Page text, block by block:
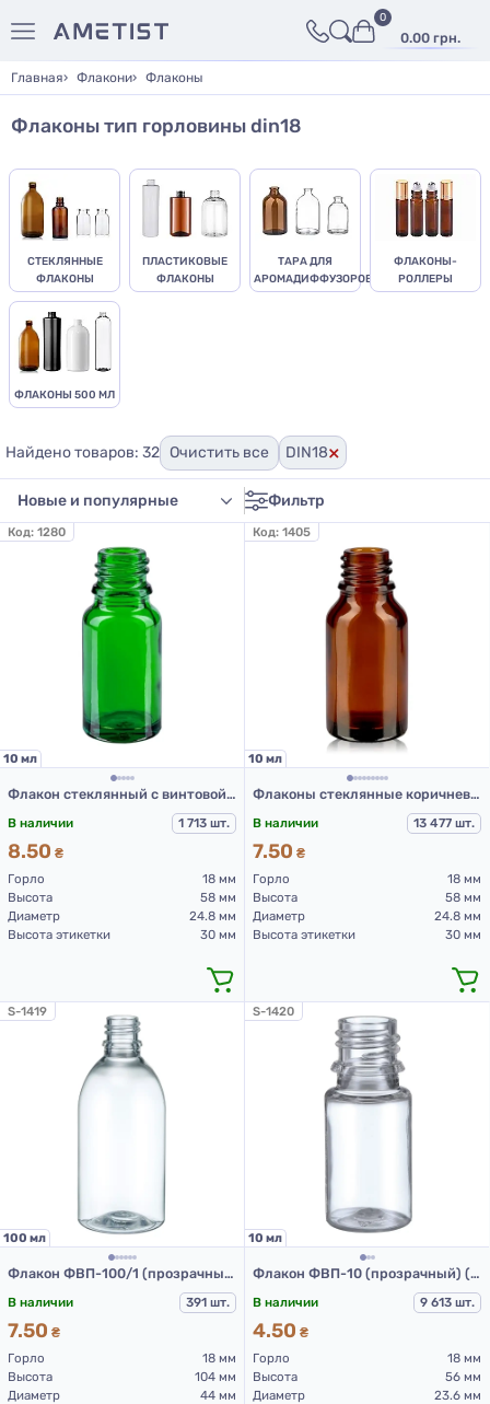
0.00 грн.
0
Главная Флакони Флаконы
Флаконы тип горловины din18
СТЕКЛЯННЫЕ
ФЛАКОНЫ
ПЛАСТИКОВЫЕ
ФЛАКОНЫ
ТАРА ДЛЯ
АРОМАДИФФУЗОРОВ
ФЛАКОНЫ-
РОЛЛЕРЫ
ФЛАКОНЫ 500 МЛ
Найдено товаров: 32 Очистить все DIN18×
Фильтр
Код: 1280
10 мл
Флакон стеклянный с винтовой горловиной Зеленого цвета DIN18, 10 мл ФК-10Кс (стекольный флакон 10 мл)
В наличии 1 713 шт.
8.50 ₴
Горло
18 мм
Высота
58 мм
Диаметр
24.8 мм
Высота этикетки
30 мм
Код: 1405
10 мл
Флаконы стеклянные коричневого цвета с винтовой горловиной 10 мл, DIN18, для Л-С
В наличии 13 477 шт.
7.50 ₴
Горло
18 мм
Высота
58 мм
Диаметр
24.8 мм
Высота этикетки
30 мм
S-1419
100 мл
Флакон ФВП-100/1 (прозрачный)
В наличии 391 шт.
7.50 ₴
Горло
18 мм
Высота
104 мм
Диаметр
44 мм
S-1420
10 мл
Флакон ФВП-10 (прозрачный) (пластиковый флакон 10 мл)
В наличии 9 613 шт.
4.50 ₴
Горло
18 мм
Высота
56 мм
Диаметр
23.6 мм